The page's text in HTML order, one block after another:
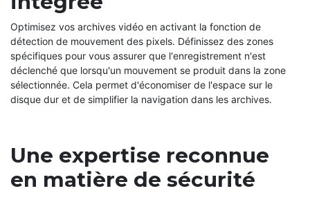
Optimisez vos archives vidéo en activant la fonction de
détection de mouvement des pixels. Définissez des zones
spécifiques pour vous assurer que l'enregistrement n'est
déclenché que lorsqu'un mouvement se produit dans la zone
sélectionnée. Cela permet d'économiser de l'espace sur le
disque dur et de simplifier la navigation dans les archives.
Une expertise reconnue
en matière de sécurité